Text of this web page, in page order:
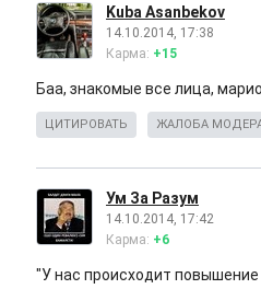
Kuba Asanbekov
14.10.2014, 17:38
Карма: +15
Баа, знакомые все лица,
ЦИТИРОВАТЬ ЖАЛОБА
Ум За Разум
14.10.2014, 17:42
Карма: +6
"У нас происходит